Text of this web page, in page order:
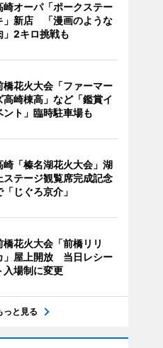
崎オーパ「ポークステー
」新店 「漫画のような
」2キロ挑戦も
橋花火大会「ファーマー
高崎棟高」など「鑑賞イ
ント」臨時駐車場も
崎「榛名湖花火大会」湖
上ステージ観覧席完成記念
「じぐろ京介」
橋花火大会「前橋リリ
」屋上開放 当日レシー
入場制に変更
っと見る